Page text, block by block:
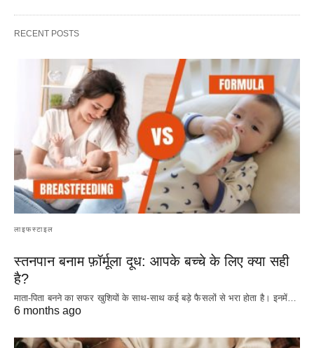
RECENT POSTS
लाइफस्टाइल
स्तनपान बनाम फ़ॉर्मूला दूध: आपके बच्चे के लिए क्या सही
है?
माता-पिता बनने का सफर खुशियों के साथ-साथ कई बड़े फैसलों से भरा होता है। इनमें…
6 months ago